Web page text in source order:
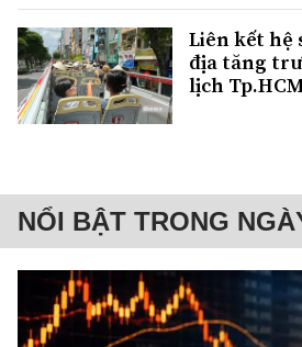
Liên kết hệ
địa tăng
lịch
NỔI BẬT TRONG